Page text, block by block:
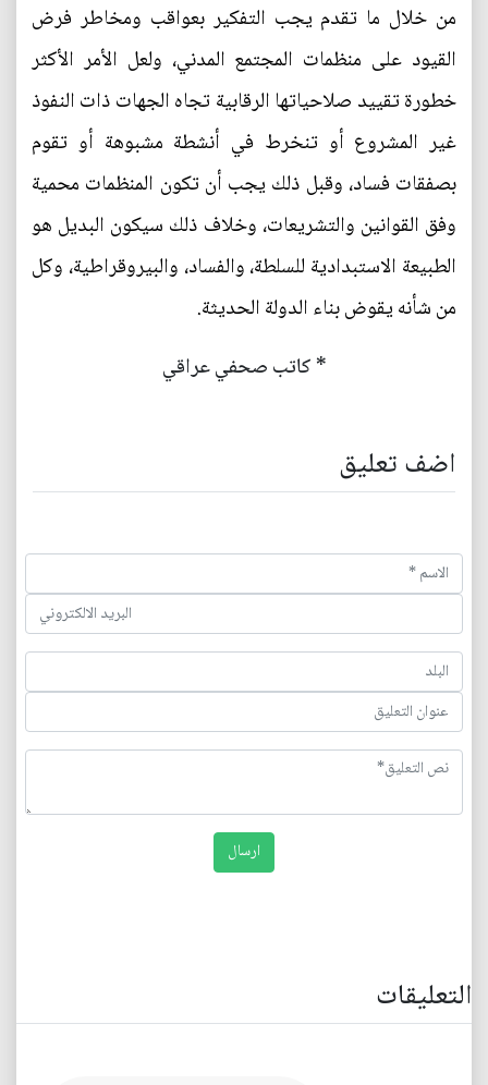
من خلال ما تقدم يجب التفكير بعواقب ومخاطر فرض
القيود على منظمات المجتمع المدني، ولعل الأمر الأكثر
خطورة تقييد صلاحياتها الرقابية تجاه الجهات ذات النفوذ
غير المشروع أو تنخرط في أنشطة مشبوهة أو تقوم
بصفقات فساد، وقبل ذلك يجب أن تكون المنظمات محمية
وفق القوانين والتشريعات، وخلاف ذلك سيكون البديل هو
الطبيعة الاستبدادية للسلطة، والفساد، والبيروقراطية، وكل
من شأنه يقوض بناء الدولة الحديثة.
* كاتب صحفي عراقي
اضف تعليق
التعليقات